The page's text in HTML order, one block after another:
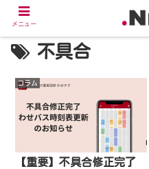
不具合
コラム
【重要】不具合修正完了
メニュー